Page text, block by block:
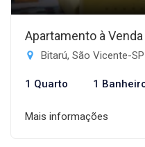
Apartamento à
Bitarú, São Vicente-SP
1 Quarto 1
Mais informações